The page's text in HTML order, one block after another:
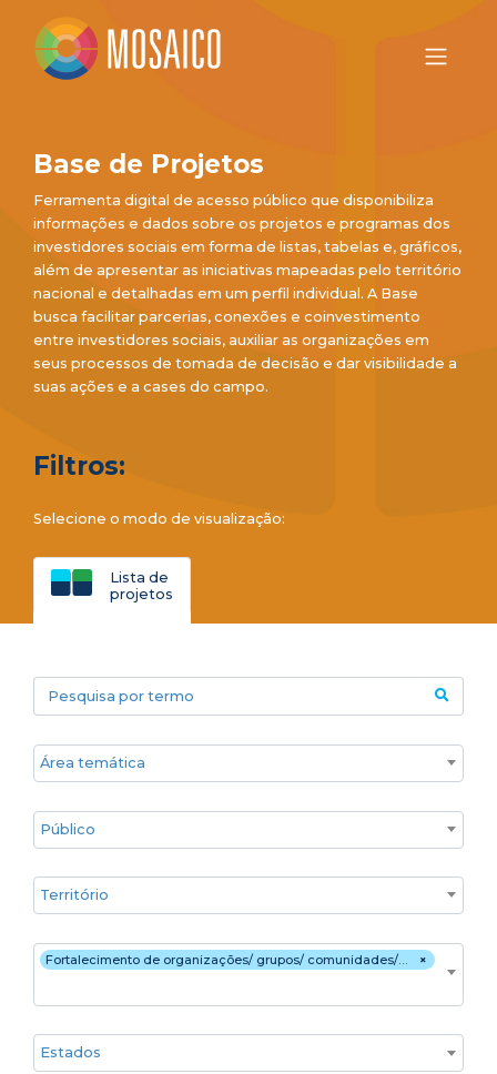
Base de Projetos
Ferramenta digital de acesso público que disponibiliza
informações e dados sobre os projetos e programas dos
investidores sociais em forma de listas, tabelas e, gráficos,
além de apresentar as iniciativas mapeadas pelo território
nacional e detalhadas em um perfil individual. A Base
busca facilitar parcerias, conexões e coinvestimento
entre investidores sociais, auxiliar as organizações em
seus processos de tomada de decisão e dar visibilidade a
suas ações e a cases do campo.
Filtros:
Selecione o modo de visualização:
Lista de
projetos
Pesquisa por termo
Áreas temáticas
Público
Territórios
Estratégia de atuação ×
Fortalecimento de organizações/ grupos/ comunidades/ movimentos sociais
Estado